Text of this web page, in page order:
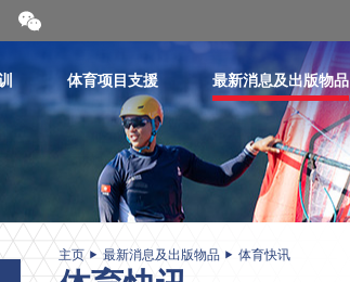
开
合
维
体育项目支援 最新消息及出版物品
主页 最新消息及出版物品 体育快讯